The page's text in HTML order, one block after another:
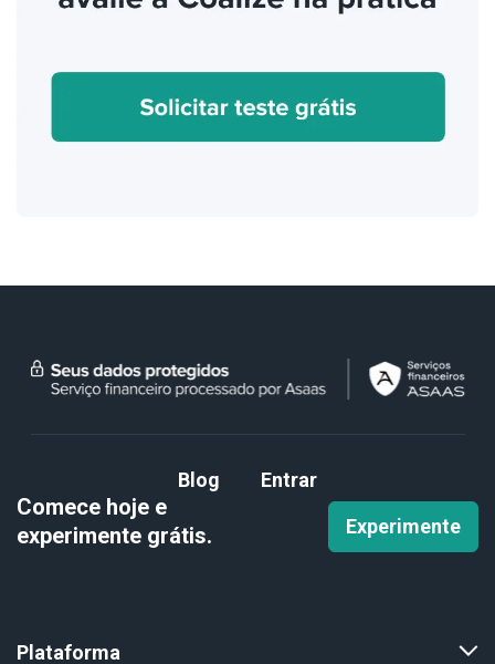
Blog Entrar
Comece hoje e
experimente grátis. Experimente
Plataforma